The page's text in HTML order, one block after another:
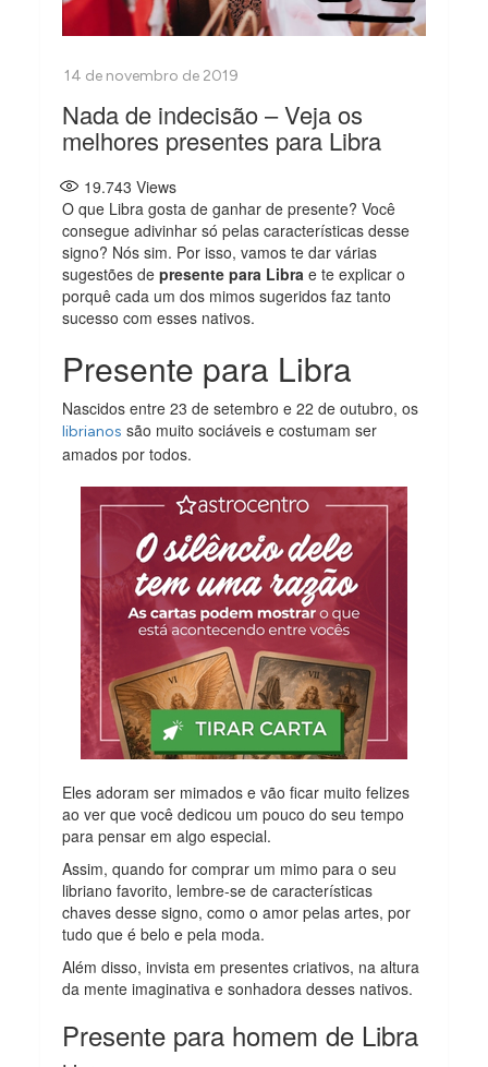
Nada de indecisão – Veja os
melhores presentes para Libra
19.743 Views
O que Libra gosta de ganhar de presente? Você
consegue adivinhar só pelas características desse
signo? Nós sim. Por isso, vamos te dar várias
sugestões de presente para Libra e te explicar o
porquê cada um dos mimos sugeridos faz tanto
sucesso com esses nativos.
Presente para Libra
Nascidos entre 23 de setembro e 22 de outubro, os
librianos são muito sociáveis e costumam ser
amados por todos.
Eles adoram ser mimados e vão ficar muito felizes
ao ver que você dedicou um pouco do seu tempo
para pensar em algo especial.
Assim, quando for comprar um mimo para o seu
libriano favorito, lembre-se de características
chaves desse signo, como o amor pelas artes, por
tudo que é belo e pela moda.
Além disso, invista em presentes criativos, na altura
da mente imaginativa e sonhadora desses nativos.
Presente para homem de Libra